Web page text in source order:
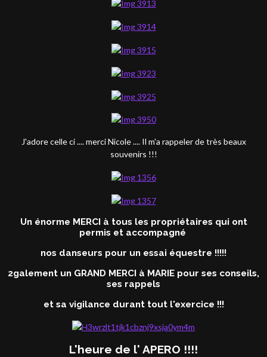
J'adore celle ci .... merci Nicole .... Il m'a rappeler de très beaux
souvenirs !!!
Un énorme MERCI à tous les propriétaires qui ont
permis et accompagné
nos danseurs pour un essai équestre !!!!!
2galement un GRAND MERCI à MARIE pour ses conseils,
ses rappels
et sa vigilance durant tout l'exercice !!!
L'heure de l' APERO !!!!